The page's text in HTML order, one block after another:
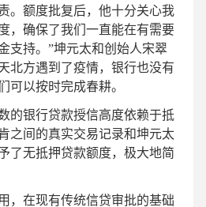
。额度批复后，他十分关心我
，确保了我们一直能在有需要
支持。”坤元太和创始人宋翠
北方遇到了疫情，银行也没有
可以按时完成春耕。
的银行贷款授信高度依赖于抵
之间的真实交易记录和坤元太
了无抵押贷款额度，极大地简
，在现有传统信贷审批的基础